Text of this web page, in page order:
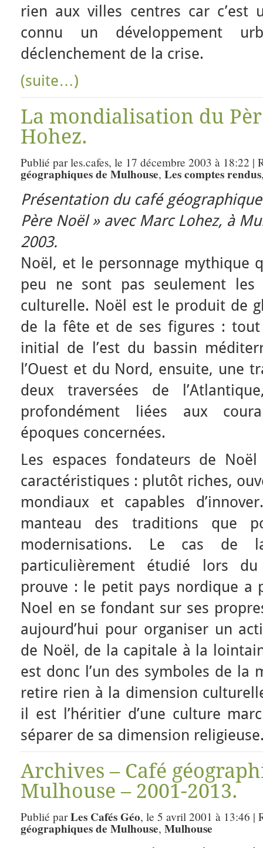
rien aux villes centres car c’est
connu un développement
déclenchement de la crise.
(suite…)
La mondialisation du
Hohez.
Publié par les.cafes, le 17 décembre 2003 à 18:22 |
géographiques de Mulhouse, Les comptes rendus
Présentation du café
Père Noël » avec Marc Lohez, à
2003.
Noël, et le personnage mythique
peu ne sont pas seulement les
culturelle. Noël est le produit de
de la fête et de ses figures : tout
initial de l’est du bassin
l’Ouest et du Nord, ensuite, une
deux traversées de
profondément liées aux
époques concernées.
Les espaces fondateurs de
caractéristiques : plutôt riches,
mondiaux et capables
manteau des traditions que
modernisations. Le cas de
particulièrement étudié lors
prouve : le petit pays nordique a
Noel en se fondant sur ses
aujourd’hui pour organiser un
de Noël, de la capitale à la
est donc l’un des symboles de la
retire rien à la dimension
il est l’héritier d’une culture
séparer de sa dimension
Archives – Café
Mulhouse – 2001-2013.
Publié parLes Cafés Géo, le 5 avril 2001 à 13:46 |
géographiques de Mulhouse, Mulhouse